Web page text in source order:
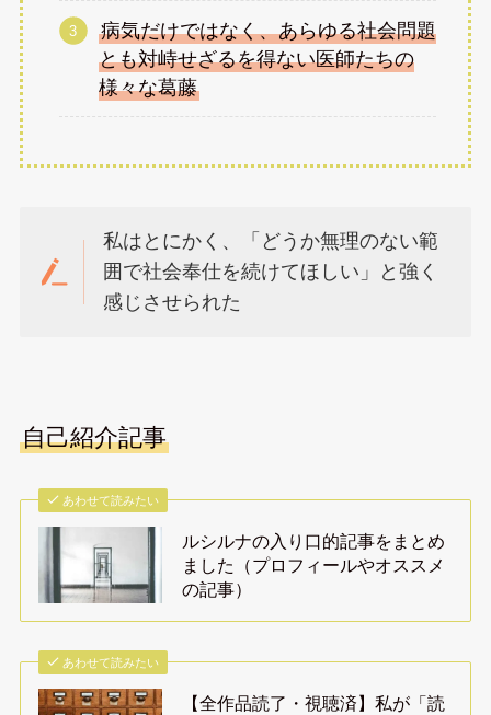
病気だけではなく、あらゆる社会問題
とも対峙せざるを得ない医師たちの
様々な葛藤
私はとにかく、「どうか無理のない範
囲で社会奉仕を続けてほしい」と強く
感じさせられた
自己紹介記事
あわせて読みたい
ルシルナの入り口的記事をまとめ
ました（プロフィールやオススメ
の記事）
あわせて読みたい
【全作品読了・視聴済】私が「読